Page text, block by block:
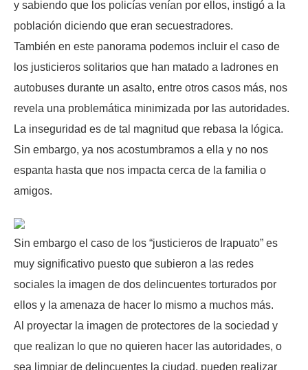
y sabiendo que los policías venían por ellos, instigó a la
población diciendo que eran secuestradores.
También en este panorama podemos incluir el caso de
los justicieros solitarios que han matado a ladrones en
autobuses durante un asalto, entre otros casos más, nos
revela una problemática minimizada por las autoridades.
La inseguridad es de tal magnitud que rebasa la lógica.
Sin embargo, ya nos acostumbramos a ella y no nos
espanta hasta que nos impacta cerca de la familia o
amigos.
Sin embargo el caso de los “justicieros de Irapuato” es
muy significativo puesto que subieron a las redes
sociales la imagen de dos delincuentes torturados por
ellos y la amenaza de hacer lo mismo a muchos más.
Al proyectar la imagen de protectores de la sociedad y
que realizan lo que no quieren hacer las autoridades, o
sea limpiar de delincuentes la ciudad, pueden realizar